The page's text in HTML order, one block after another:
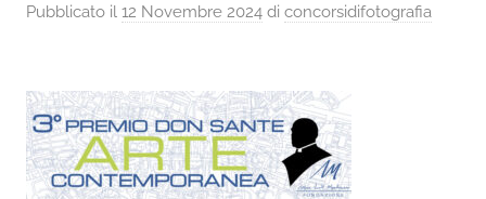
Pubblicato il 12 Novembre 2024 di concorsidifotografia